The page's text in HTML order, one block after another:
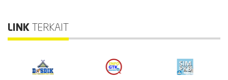
LINK TERKAIT